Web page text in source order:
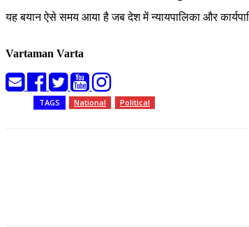
यह बयान ऐसे समय आया है जब देश में न्यायपालिका और
Vartaman Varta
TAGS National Political